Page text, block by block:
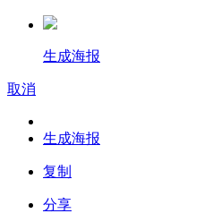
生成海报
取消
生成海报
复制
分享